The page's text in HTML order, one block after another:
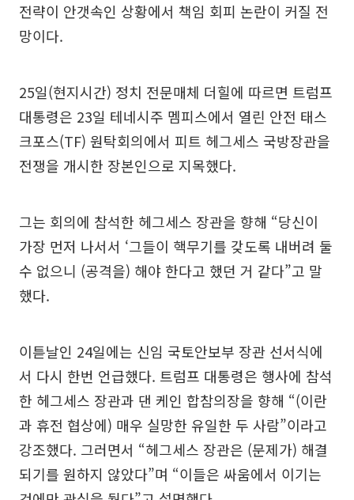
전략이 안갯속인 상황에서 책임 회피 논란이 커질 전
망이다.
25일(현지시간) 정치 전문매체 더힐에 따르면 트럼프
대통령은 23일 테네시주 멤피스에서 열린 안전 태스
크포스(TF) 원탁회의에서 피트 헤그세스 국방장관을
전쟁을 개시한 장본인으로 지목했다.
그는 회의에 참석한 헤그세스 장관을 향해 “당신이
가장 먼저 나서서 ‘그들이 핵무기를 갖도록 내버려 둘
수 없으니 (공격을) 해야 한다고 했던 거 같다”고 말
했다.
이튿날인 24일에는 신임 국토안보부 장관 선서식에
서 다시 한번 언급했다. 트럼프 대통령은 행사에 참석
한 헤그세스 장관과 댄 케인 합참의장을 향해 “(이란
과 휴전 협상에) 매우 실망한 유일한 두 사람”이라고
강조했다. 그러면서 “헤그세스 장관은 (문제가) 해결
되기를 원하지 않았다”며 “이들은 싸움에서 이기는